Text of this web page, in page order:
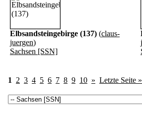
Elbsandsteingebirge (137) (claus-
juergen)
Sachsen [SSN]
1 2 3 4 5 6 7 8 9 10 » Letzte Seite »